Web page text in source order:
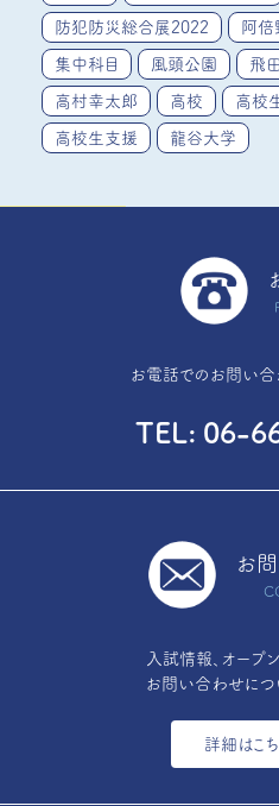
防犯防災総合展2022 阿倍
集中科目 風頭公園 飛
高村幸太郎 高校 高校
高校生支援 龍谷大学
お電話でのお問い合
TEL 06-
お
入試情報、オープ
お問い合わせにつ
詳細はこ